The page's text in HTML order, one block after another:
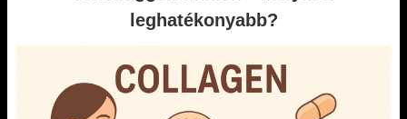
leghatékonyabb?